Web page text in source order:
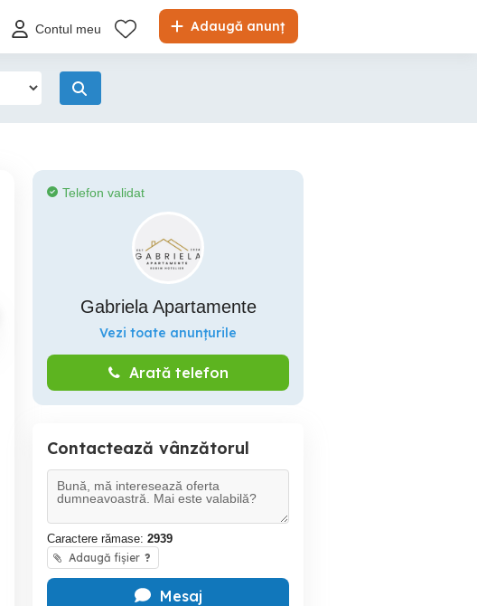
Adaugă anunț
Contul meu
Telefon validat
Gabriela Apartamente
Vezi toate anunțurile
Arată telefon
Contactează vânzătorul
Caractere rămase: 2939
Adaugă fișier ?
Mesaj